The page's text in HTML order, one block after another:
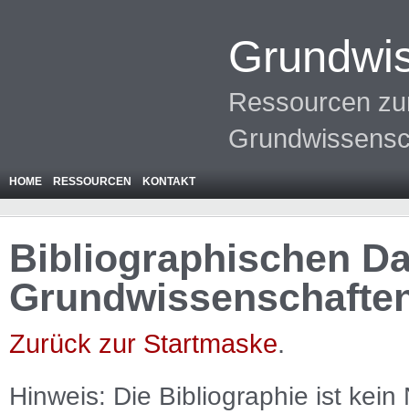
Ressourcen
HOME RESSOURCEN KONTAKT
Bibliographischen
Zurück zur Startmaske.
Hinweis: Die Bibliographie ist kein